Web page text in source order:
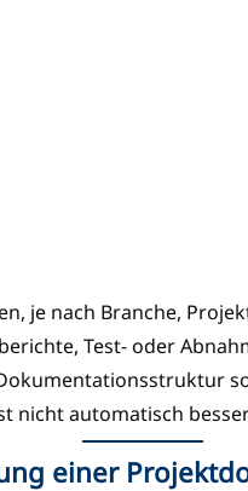
je nach Branche,
Test- oder
automatisch
einer